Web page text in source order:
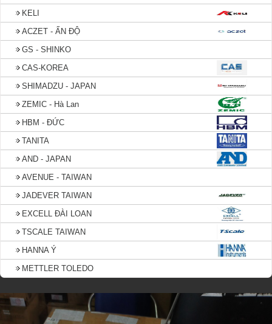
KELI
ACZET - ẤN ĐỘ
GS - SHINKO
CAS-KOREA
SHIMADZU - JAPAN
ZEMIC - Hà Lan
HBM - ĐỨC
TANITA
AND - JAPAN
AVENUE - TAIWAN
JADEVER TAIWAN
EXCELL ĐÀI LOAN
TSCALE TAIWAN
HANNA Ý
METTLER TOLEDO